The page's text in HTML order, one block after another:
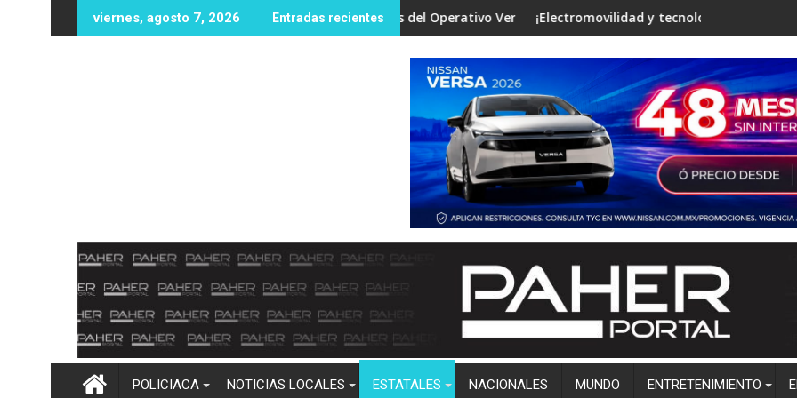
al
viernes, agosto 7, 2026 Entradas recientes
zona rural de Mocorito; autoridades realizan las investigaciones
Destacan buenos resultados del Operativo Verano Seguro en mesa de Construcción de Paz, encabezada por la
¡Electromovilidad y tecnología de punta! Vincula la Facultad
Clima en
POLICIACA NOTICIAS LOCALES ESTATALES NACIONALES MUNDO ENTRETENIMIENTO